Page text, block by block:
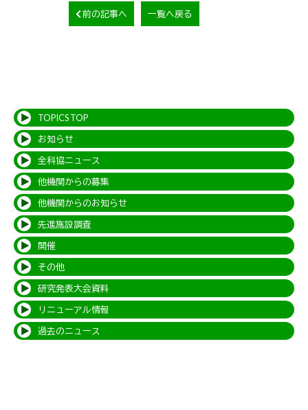
前の記事へ 一覧へ戻る
TOPICS TOP
お知らせ
全科協ニュース
他機関からの募集
他機関からのお知らせ
先進施設調査
開催
その他
研究発表大会資料
リニューアル情報
過去のニュース